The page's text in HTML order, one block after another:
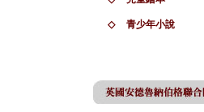
◇ 青少年小說